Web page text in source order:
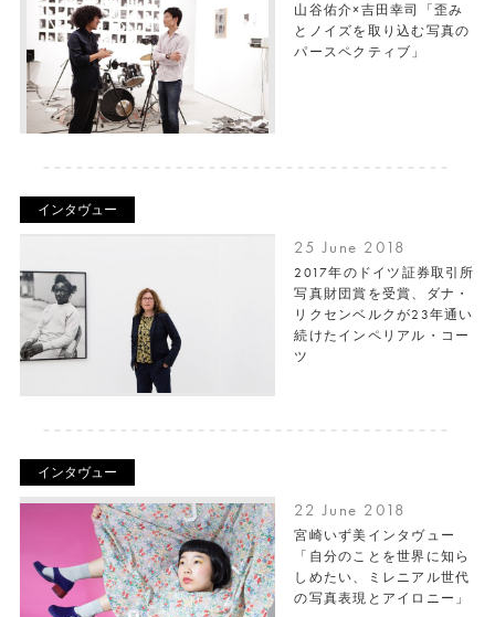
山谷佑介×吉田幸司「歪み
とノイズを取り込む写真の
パースペクティブ」
インタヴュー
25 June 2018
2017年のドイツ証券取引所
写真財団賞を受賞、ダナ・
リクセンベルクが23年通い
続けたインペリアル・コー
ツ
インタヴュー
22 June 2018
宮崎いず美インタヴュー
「自分のことを世界に知ら
しめたい、ミレニアル世代
の写真表現とアイロニー」